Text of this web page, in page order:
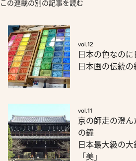
この連載の別の記事を読む
vol.12
日本の色なの
日本画の伝統の
vol.11
京の師走の澄
の鐘
日本最大級の
「美」